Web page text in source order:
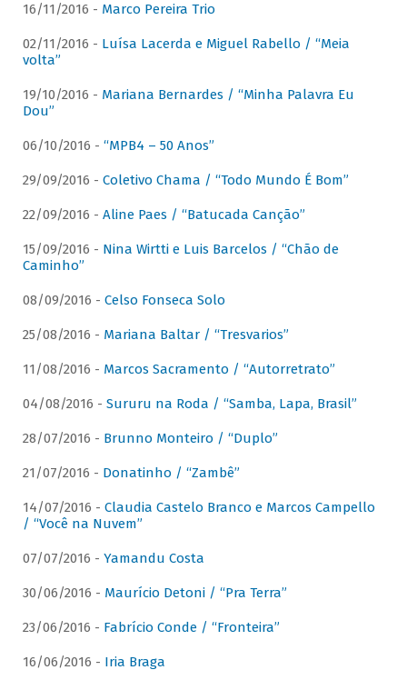
16/11/2016 - Marco Pereira Trio
02/11/2016 - Luísa Lacerda e Miguel Rabello / “Meia
volta”
19/10/2016 - Mariana Bernardes / “Minha Palavra Eu
Dou”
06/10/2016 - “MPB4 – 50 Anos”
29/09/2016 - Coletivo Chama / “Todo Mundo É Bom”
22/09/2016 - Aline Paes / “Batucada Canção”
15/09/2016 - Nina Wirtti e Luis Barcelos / “Chão de
Caminho”
08/09/2016 - Celso Fonseca Solo
25/08/2016 - Mariana Baltar / “Tresvarios”
11/08/2016 - Marcos Sacramento / “Autorretrato”
04/08/2016 - Sururu na Roda / “Samba, Lapa, Brasil”
28/07/2016 - Brunno Monteiro / “Duplo”
21/07/2016 - Donatinho / “Zambê”
14/07/2016 - Claudia Castelo Branco e Marcos Campello
/ “Você na Nuvem”
07/07/2016 - Yamandu Costa
30/06/2016 - Maurício Detoni / “Pra Terra”
23/06/2016 - Fabrício Conde / “Fronteira”
16/06/2016 - Iria Braga